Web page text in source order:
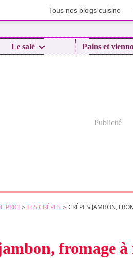
Tous nos blogs cuisine
Le salé Pains et
Publicité
PRICI > LES CRÊPES > CRÊPES JAMBON,
fromage